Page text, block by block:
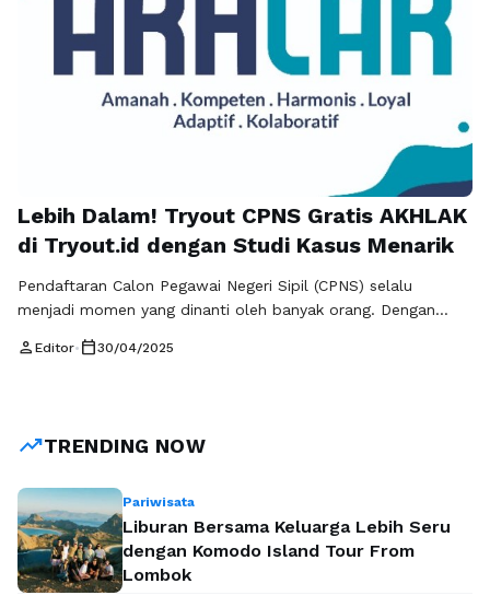
Lebih Dalam! Tryout CPNS Gratis AKHLAK
di Tryout.id dengan Studi Kasus Menarik
Pendaftaran Calon Pegawai Negeri Sipil (CPNS) selalu
menjadi momen yang dinanti oleh banyak orang. Dengan
peserta perlu mempersiapkan diri dengan baik. Salah satu
Selengkapnya
person Editor• calendar_today30/04/2025
trending_upTRENDING NOW
Pariwisata
Liburan Bersama Keluarga Lebih Seru
dengan Komodo Island Tour From
Lombok